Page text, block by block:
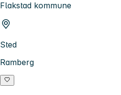
Flakstad kommune
Sted
Ramberg